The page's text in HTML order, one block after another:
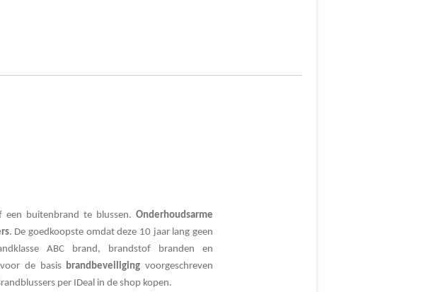
buitenbrand te blussen. Onderhoudsarme
. De goedkoopste omdat deze 10 jaar lang geen
ABC brand, brandstof branden en
de basis brandbeveiliging voorgeschreven
per IDeal in de shop kopen.